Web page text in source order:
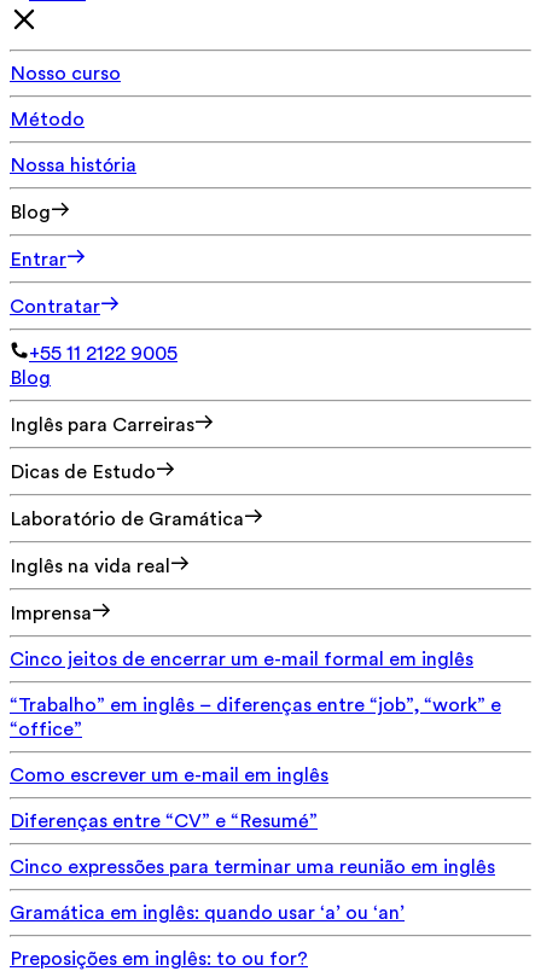
Nosso curso
Método
Nossa história
Blog
Entrar
Contratar
+55 11 2122 9005
Blog
Inglês para Carreiras
Dicas de Estudo
Laboratório de Gramática
Inglês na vida real
Imprensa
Cinco jeitos de encerrar um e-mail formal em inglês
“Trabalho” em inglês – diferenças entre “job”, “work” e
“office”
Como escrever um e-mail em inglês
Diferenças entre “CV” e “Resumé”
Cinco expressões para terminar uma reunião em inglês
Gramática em inglês: quando usar ‘a’ ou ‘an’
Preposições em inglês: to ou for?